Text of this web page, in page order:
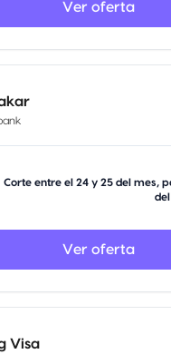
Ver oferta
Corte entre el 24 y 25 del mes,
Ver oferta
Visa